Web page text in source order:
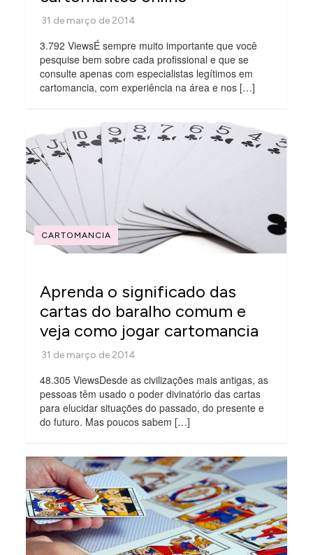
3.792 ViewsÉ sempre muito importante que você
pesquise bem sobre cada profissional e que se
consulte apenas com especialistas legítimos em
cartomancia, com experiência na área e nos […]
CARTOMANCIA
Aprenda o significado das
cartas do baralho comum e
veja como jogar cartomancia
48.305 ViewsDesde as civilizações mais antigas, as
pessoas têm usado o poder divinatório das cartas
para elucidar situações do passado, do presente e
do futuro. Mas poucos sabem […]